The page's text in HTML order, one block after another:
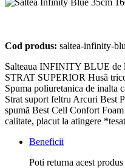
Cod produs: saltea-infinity-
Salteaua INFINITY BLUE de
STRAT SUPERIOR Husă
Spuma poliuretanica de inalta
Strat suport feltru Arcuri Best
spumă Best Cell Confort
calitate, placut la atingere
Beneficii
Poti returna acest